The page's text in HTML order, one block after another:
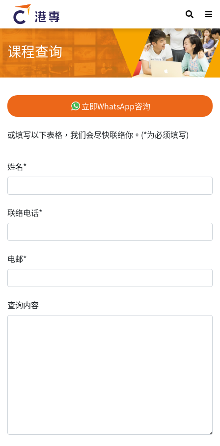
课程查询
立即WhatsApp咨询
或填写以下表格，我们会尽快联络你。(*为必须填写)
姓名*
联络电话*
电邮*
查询内容